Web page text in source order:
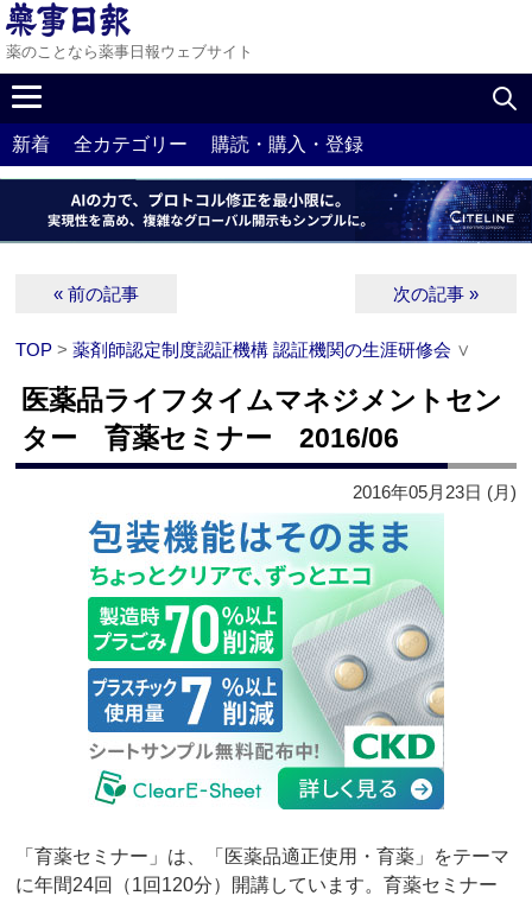
薬のことなら薬事日報ウェブサイト
新着 全カテゴリー 購読・購入・登録
« 前の記事 次の記事 »
TOP >薬剤師認定制度認証機構 認証機関の生涯研修会 ∨
医薬品ライフタイムマネジメントセン
ター 育薬セミナー 2016/06
2016年05月23日 (月)
「育薬セミナー」は、「医薬品適正使用・育薬」をテーマ
に年間24回（1回120分）開講しています。育薬セミナー